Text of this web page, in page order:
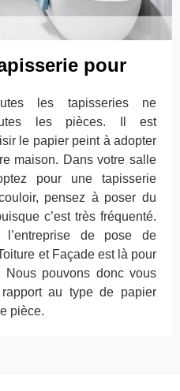
pour
les tapisseries ne
les pièces. Il est
le papier peint à adopter
maison. Dans votre salle
pour une tapisserie
pensez à poser du
c’est très fréquenté.
de pose de
et Façade est là pour
Nous pouvons donc vous
au type de papier
pièce.